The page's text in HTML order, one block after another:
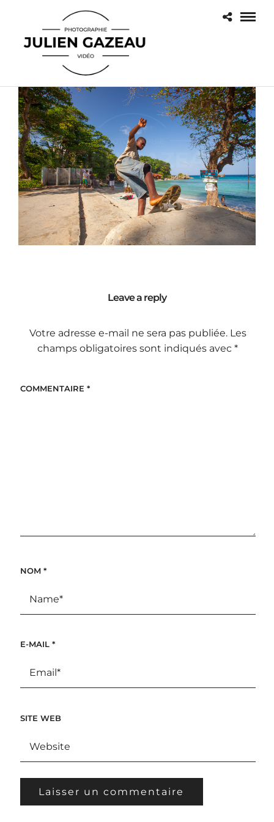
Leave a reply
Votre adresse e-mail ne sera pas publiée. Les
champs obligatoires sont indiqués avec*
COMMENTAIRE *
NOM *
E-MAIL *
SITE WEB